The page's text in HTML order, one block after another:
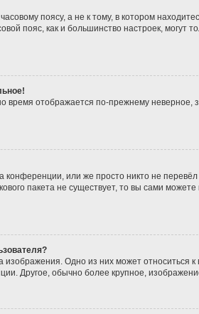
поясу, а не к тому, в котором
пояс, как и большинство настроек,
время отображается по-прежнему
конференции, или же просто никто не
пакета не существует, то вы сами
изображения. Одно из них может относиться
Другое, обычно более крупное,